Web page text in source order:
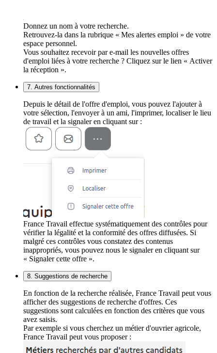
Donnez un nom à votre recherche.
Retrouvez-la dans la rubrique « Mes alertes emploi » de votre
espace personnel.
Vous souhaitez recevoir par e-mail les nouvelles offres
d'emploi liées à votre recherche ? Cliquez sur le lien « Activer
la réception ».
7. Autres fonctionnalités
Depuis le détail de l'offre d'emploi, vous pouvez l'ajouter à
votre sélection, l'envoyer à un ami, l'imprimer, localiser le lieu
de travail et la signaler en cliquant sur :
France Travail effectue systématiquement des contrôles pour
vérifier la légalité et la conformité des offres diffusées. Si
malgré ces contrôles vous constatez des contenus
inappropriés, vous pouvez nous le signaler en cliquant sur
« Signaler cette offre ».
8. Suggestions de recherche
En fonction de la recherche réalisée, France Travail peut vous
afficher des suggestions de recherche d'offres. Ces
suggestions sont calculées en fonction des critères que vous
avez saisis.
Par exemple si vous cherchez un métier d'ouvrier agricole,
France Travail peut vous proposer :